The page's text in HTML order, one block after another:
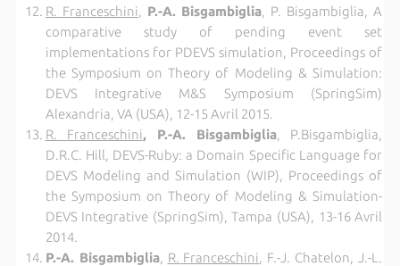
R. Franceschini, P.-A. Bisgambiglia, P. Bisgambiglia, A
comparative study of pending event set
implementations for PDEVS simulation, Proceedings of
the Symposium on Theory of Modeling & Simulation:
DEVS Integrative M&S Symposium (SpringSim)
Alexandria, VA (USA), 12-15 Avril 2015.
R. Franceschini, P.-A. Bisgambiglia, P.Bisgambiglia,
D.R.C. Hill, DEVS-Ruby: a Domain Specific Language for
DEVS Modeling and Simulation (WIP), Proceedings of
the Symposium on Theory of Modeling & Simulation-
DEVS Integrative (SpringSim), Tampa (USA), 13-16 Avril
2014.
P.-A. Bisgambiglia, R. Franceschini, F.-J. Chatelon, J.-L.